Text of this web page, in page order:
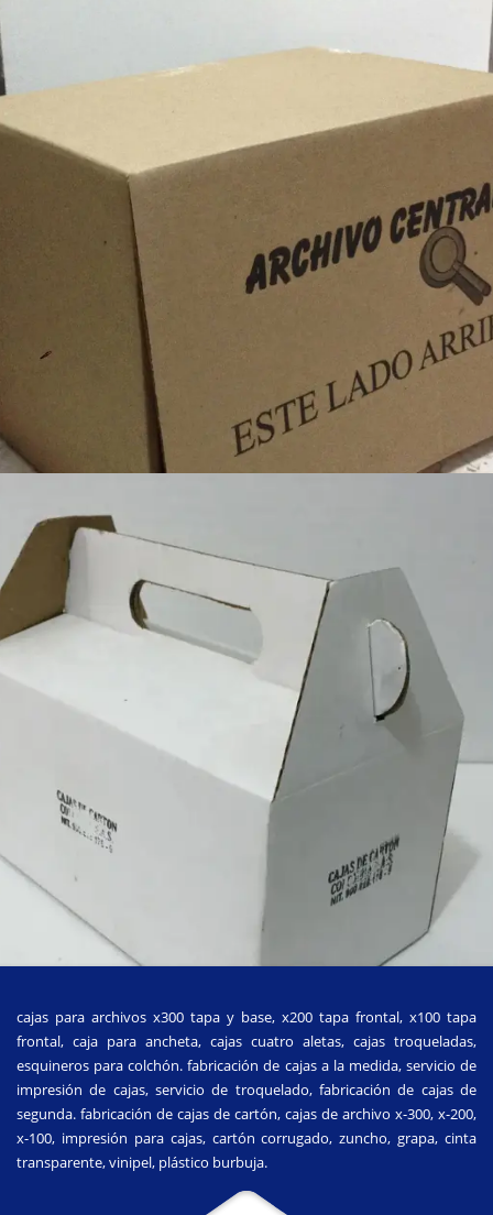
cajas para archivos x300 tapa y base, x200 tapa frontal, x100 tapa
frontal, caja para ancheta, cajas cuatro aletas, cajas troqueladas,
esquineros para colchón. fabricación de cajas a la medida, servicio de
impresión de cajas, servicio de troquelado, fabricación de cajas de
segunda. fabricación de cajas de cartón, cajas de archivo x-300, x-200,
x-100, impresión para cajas, cartón corrugado, zuncho, grapa, cinta
transparente, vinipel, plástico burbuja.